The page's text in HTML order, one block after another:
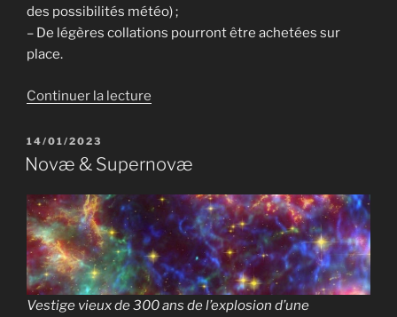
des possibilités météo) ;
– De légères collations pourront être achetées sur
place.
Continuer la lecture
PUBLIÉ
LE
14/01/2023
Novæ & Supernovæ
Vestige vieux de 300 ans de l’explosion d’une